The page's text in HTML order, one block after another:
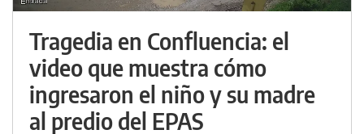
Tragedia en Confluencia: el
video que muestra cómo
ingresaron el niño y su madre
al predio del EPAS